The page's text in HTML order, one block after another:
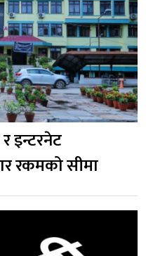
इन्टरनेट
रकमको सीमा